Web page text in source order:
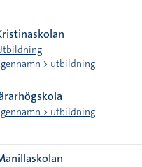
> utbildning
> utbildning